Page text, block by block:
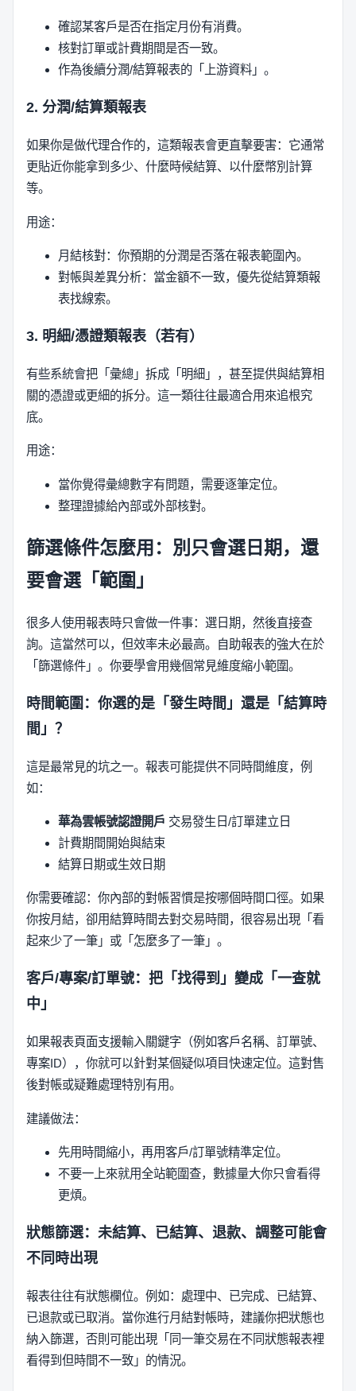
確認某客戶是否在指定月份有消費。
核對訂單或計費期間是否一致。
作為後續分潤/結算報表的「上游資料」。
2. 分潤/結算類報表
如果你是做代理合作的，這類報表會更直擊要害：它通常
更貼近你能拿到多少、什麼時候結算、以什麼幣別計算
等。
用途：
月結核對：你預期的分潤是否落在報表範圍內。
對帳與差異分析：當金額不一致，優先從結算類報
表找線索。
3. 明細/憑證類報表（若有）
有些系統會把「彙總」拆成「明細」，甚至提供與結算相
關的憑證或更細的拆分。這一類往往最適合用來追根究
底。
用途：
當你覺得彙總數字有問題，需要逐筆定位。
整理證據給內部或外部核對。
篩選條件怎麼用：別只會選日期，還
要會選「範圍」
很多人使用報表時只會做一件事：選日期，然後直接查
詢。這當然可以，但效率未必最高。自助報表的強大在於
「篩選條件」。你要學會用幾個常見維度縮小範圍。
時間範圍：你選的是「發生時間」還是「結算時
間」？
這是最常見的坑之一。報表可能提供不同時間維度，例
如：
華為雲帳號認證開戶 交易發生日/訂單建立日
計費期間開始與結束
結算日期或生效日期
你需要確認：你內部的對帳習慣是按哪個時間口徑。如果
你按月結，卻用結算時間去對交易時間，很容易出現「看
起來少了一筆」或「怎麼多了一筆」。
客戶/專案/訂單號：把「找得到」變成「一查就
中」
如果報表頁面支援輸入關鍵字（例如客戶名稱、訂單號、
專案ID），你就可以針對某個疑似項目快速定位。這對售
後對帳或疑難處理特別有用。
建議做法：
先用時間縮小，再用客戶/訂單號精準定位。
不要一上來就用全站範圍查，數據量大你只會看得
更煩。
狀態篩選：未結算、已結算、退款、調整可能會
不同時出現
報表往往有狀態欄位。例如：處理中、已完成、已結算、
已退款或已取消。當你進行月結對帳時，建議你把狀態也
納入篩選，否則可能出現「同一筆交易在不同狀態報表裡
看得到但時間不一致」的情況。